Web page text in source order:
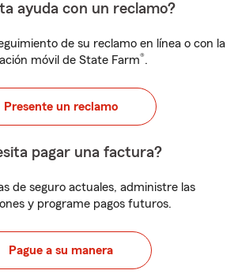
ayuda con un reclamo?
de su reclamo en línea o con la
móvil de State Farm®.
Presente un reclamo
pagar una factura?
de seguro actuales, administre las
y programe pagos futuros.
Pague a su manera